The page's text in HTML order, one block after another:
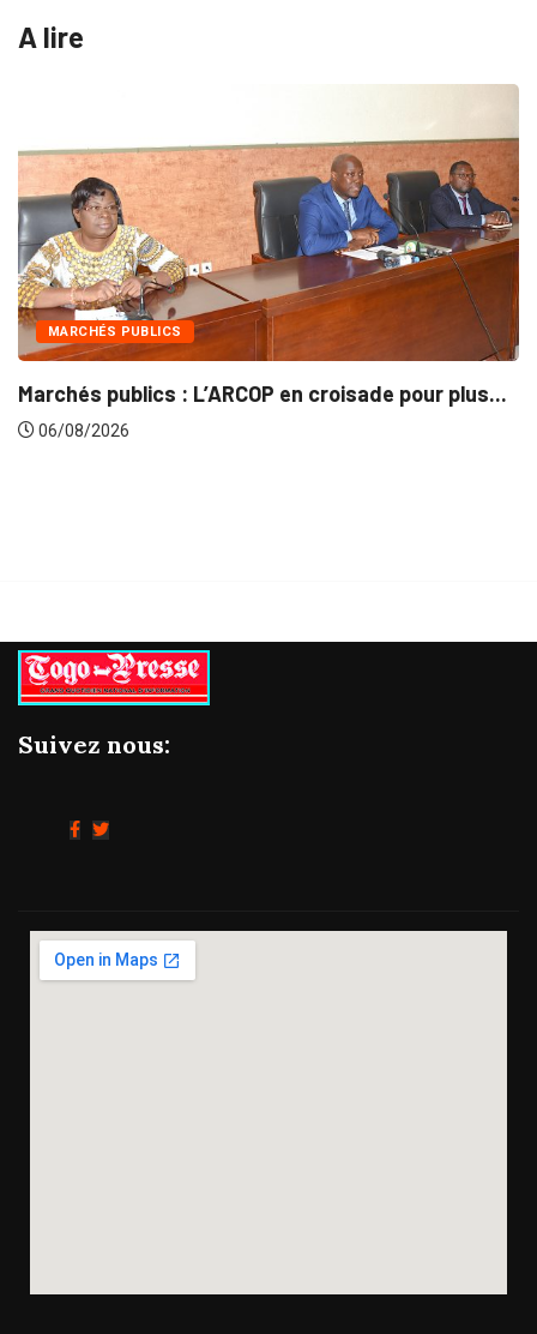
A lire
MARCHÉS PUBLICS
Marchés publics : L’ARCOP en croisade pour plus...
06/08/2026
Suivez nous: